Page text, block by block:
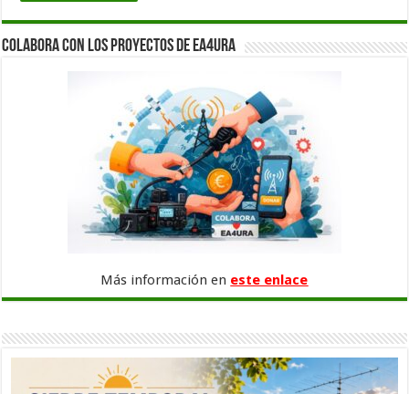
Colabora con los proyectos de EA4URA
Más información en este enlace